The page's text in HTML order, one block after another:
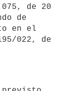
de 20
de
en el
022, de